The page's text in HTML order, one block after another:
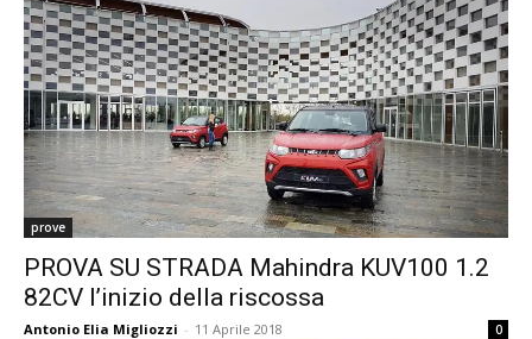
prove
PROVA SU STRADA Mahindra KUV100 1.2
82CV l’inizio della riscossa
Antonio Elia Migliozzi - 11 Aprile 2018 0